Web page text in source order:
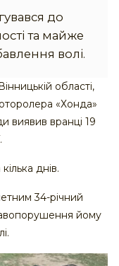
до
та майже
волі.
області,
«Хонда»
виявив вранці 19
днів.
34-річний
йому